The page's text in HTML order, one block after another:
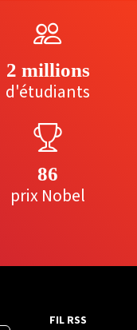
2 millions
d'étudiants
86
prix Nobel
FIL RSS